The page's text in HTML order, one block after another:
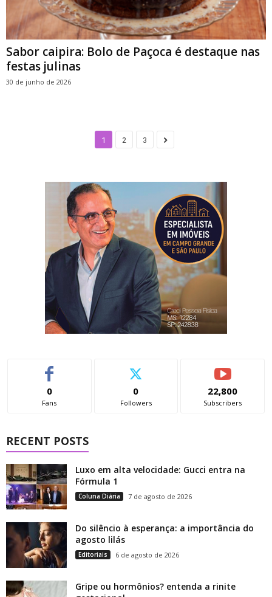
Sabor caipira: Bolo de Paçoca é destaque nas
festas julinas
30 de junho de 2026
1 2 3
0
Fans
0
Followers
22,800
Subscribers
RECENT POSTS
Luxo em alta velocidade: Gucci entra na
Fórmula 1
Coluna Diária 7 de agosto de 2026
Do silêncio à esperança: a importância do
agosto lilás
Editoriais 6 de agosto de 2026
Gripe ou hormônios? entenda a rinite